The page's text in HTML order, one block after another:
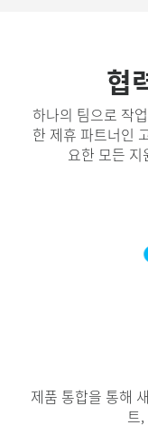
협
하나의 팀으로 작
한 제휴 파트너인
요한 모든
제품 통합을 통해
트